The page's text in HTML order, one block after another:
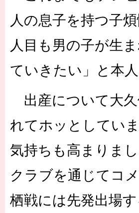
人の息子を持つ子
人目も男の子が生
ていきたい」と本
出産について大
れてホッとしてい
気持ちも高まりま
クラブを通じてコ
栖戦には先発出場